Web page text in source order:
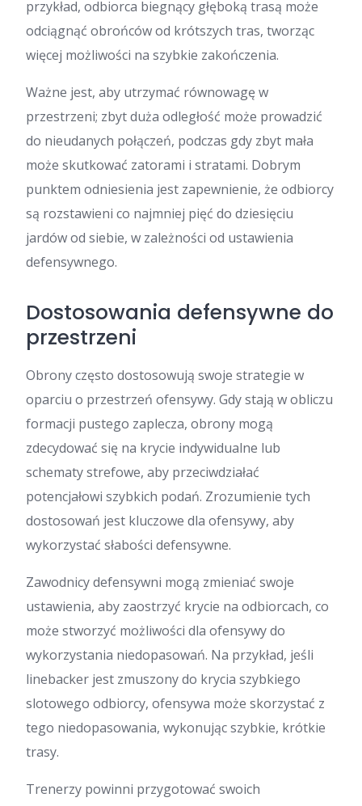
przykład, odbiorca biegnący głęboką trasą może
odciągnąć obrońców od krótszych tras, tworząc
więcej możliwości na szybkie zakończenia.
Ważne jest, aby utrzymać równowagę w
przestrzeni; zbyt duża odległość może prowadzić
do nieudanych połączeń, podczas gdy zbyt mała
może skutkować zatorami i stratami. Dobrym
punktem odniesienia jest zapewnienie, że odbiorcy
są rozstawieni co najmniej pięć do dziesięciu
jardów od siebie, w zależności od ustawienia
defensywnego.
Dostosowania defensywne do
przestrzeni
Obrony często dostosowują swoje strategie w
oparciu o przestrzeń ofensywy. Gdy stają w obliczu
formacji pustego zaplecza, obrony mogą
zdecydować się na krycie indywidualne lub
schematy strefowe, aby przeciwdziałać
potencjałowi szybkich podań. Zrozumienie tych
dostosowań jest kluczowe dla ofensywy, aby
wykorzystać słabości defensywne.
Zawodnicy defensywni mogą zmieniać swoje
ustawienia, aby zaostrzyć krycie na odbiorcach, co
może stworzyć możliwości dla ofensywy do
wykorzystania niedopasowań. Na przykład, jeśli
linebacker jest zmuszony do krycia szybkiego
slotowego odbiorcy, ofensywa może skorzystać z
tego niedopasowania, wykonując szybkie, krótkie
trasy.
Trenerzy powinni przygotować swoich